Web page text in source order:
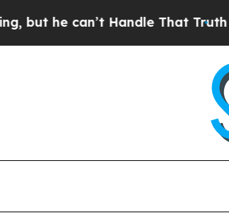
can’t Handle That Truth